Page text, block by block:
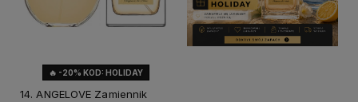
🔥 -20% KOD: HOLIDAY
14. ANGELOVE Zamiennik